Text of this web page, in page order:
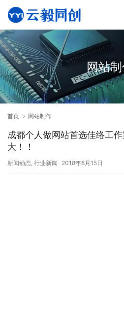
网站
首页 网站制作
成都个人做网站首选佳络工
大！！
新闻动态, 行业新闻 2018年8月15日